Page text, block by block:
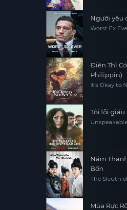
Người yêu
Worst Ex
Điên Thì
Philippin)
It's Okay to
Tội lỗi giấu
Năm
Bốn
The Sleuth
Mùa Rực